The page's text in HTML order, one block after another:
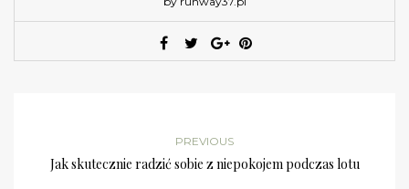
PREVIOUS
Jak skutecznie radzić sobie z niepokojem podczas lotu